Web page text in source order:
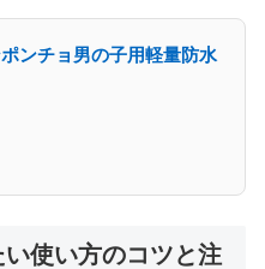
ンチョ男の子用軽量防水
使い方のコツと注